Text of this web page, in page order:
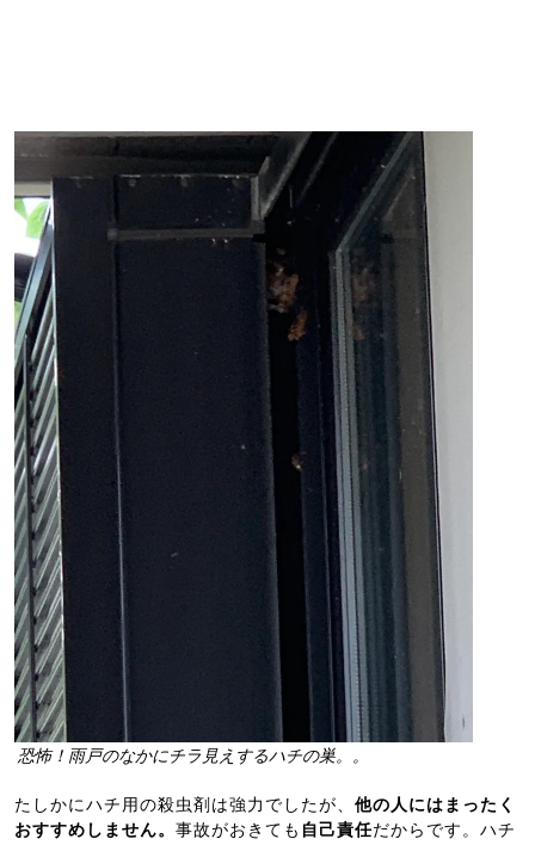
恐怖！雨戸のなかにチラ見えするハチの巣。。
たしかにハチ用の殺虫剤は強力でしたが、 他の人にはまったく
おすすめしません。 事故がおきても 自己責任だからです。ハチ